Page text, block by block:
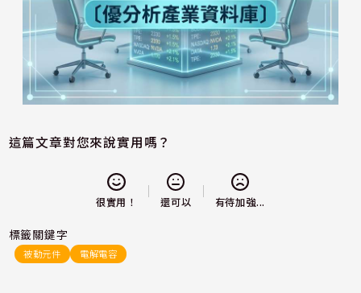
這篇文章對您來說實用嗎？
很實用！ 還可以 有待加強...
標籤關鍵字
被動元件 電解電容